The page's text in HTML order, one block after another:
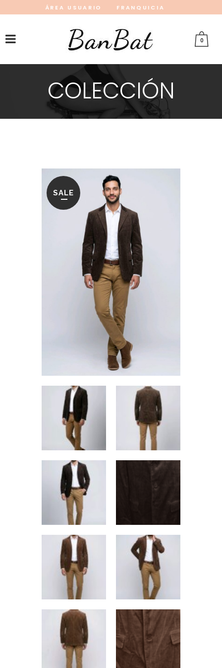
ÁREA USUARIO
FRANQUICIA
0
COLECCIÓN
SALE